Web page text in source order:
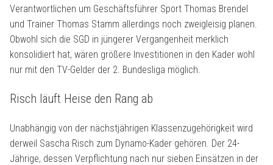
Verantwortlichen um Geschäftsführer Sport Thomas Brendel
und Trainer Thomas Stamm allerdings noch zweigleisig planen.
Obwohl sich die SGD in jüngerer Vergangenheit merklich
konsolidiert hat, wären größere Investitionen in den Kader wohl
nur mit den TV-Gelder der 2. Bundesliga möglich.
Risch läuft Heise den Rang ab
Unabhängig von der nächstjährigen Klassenzugehörigkeit wird
derweil Sascha Risch zum Dynamo-Kader gehören. Der 24-
Jährige, dessen Verpflichtung nach nur sieben Einsätzen in der